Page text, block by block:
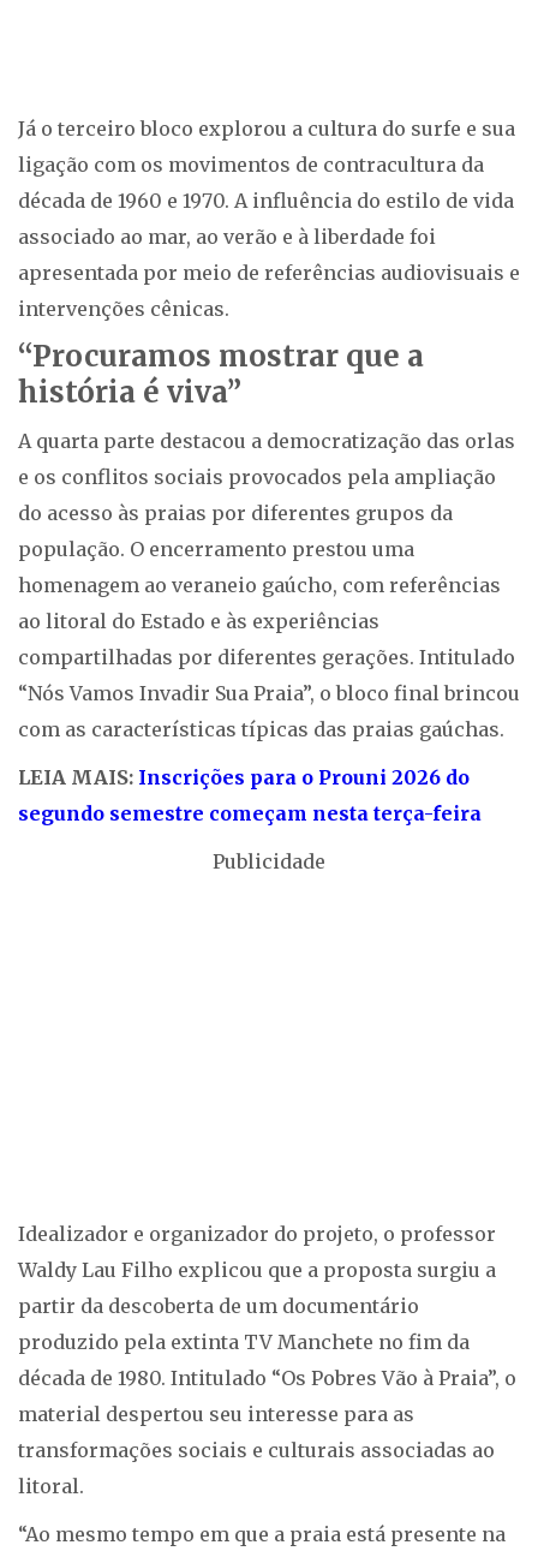
Já o terceiro bloco explorou a cultura do surfe e sua
ligação com os movimentos de contracultura da
década de 1960 e 1970. A influência do estilo de vida
associado ao mar, ao verão e à liberdade foi
apresentada por meio de referências audiovisuais e
intervenções cênicas.
“Procuramos mostrar que a
história é viva”
A quarta parte destacou a democratização das orlas
e os conflitos sociais provocados pela ampliação
do acesso às praias por diferentes grupos da
população. O encerramento prestou uma
homenagem ao veraneio gaúcho, com referências
ao litoral do Estado e às experiências
compartilhadas por diferentes gerações. Intitulado
“Nós Vamos Invadir Sua Praia”, o bloco final brincou
com as características típicas das praias gaúchas.
LEIA MAIS: Inscrições para o Prouni 2026 do
segundo semestre começam nesta terça-feira
Publicidade
Idealizador e organizador do projeto, o professor
Waldy Lau Filho explicou que a proposta surgiu a
partir da descoberta de um documentário
produzido pela extinta TV Manchete no fim da
década de 1980. Intitulado “Os Pobres Vão à Praia”, o
material despertou seu interesse para as
transformações sociais e culturais associadas ao
litoral.
“Ao mesmo tempo em que a praia está presente na